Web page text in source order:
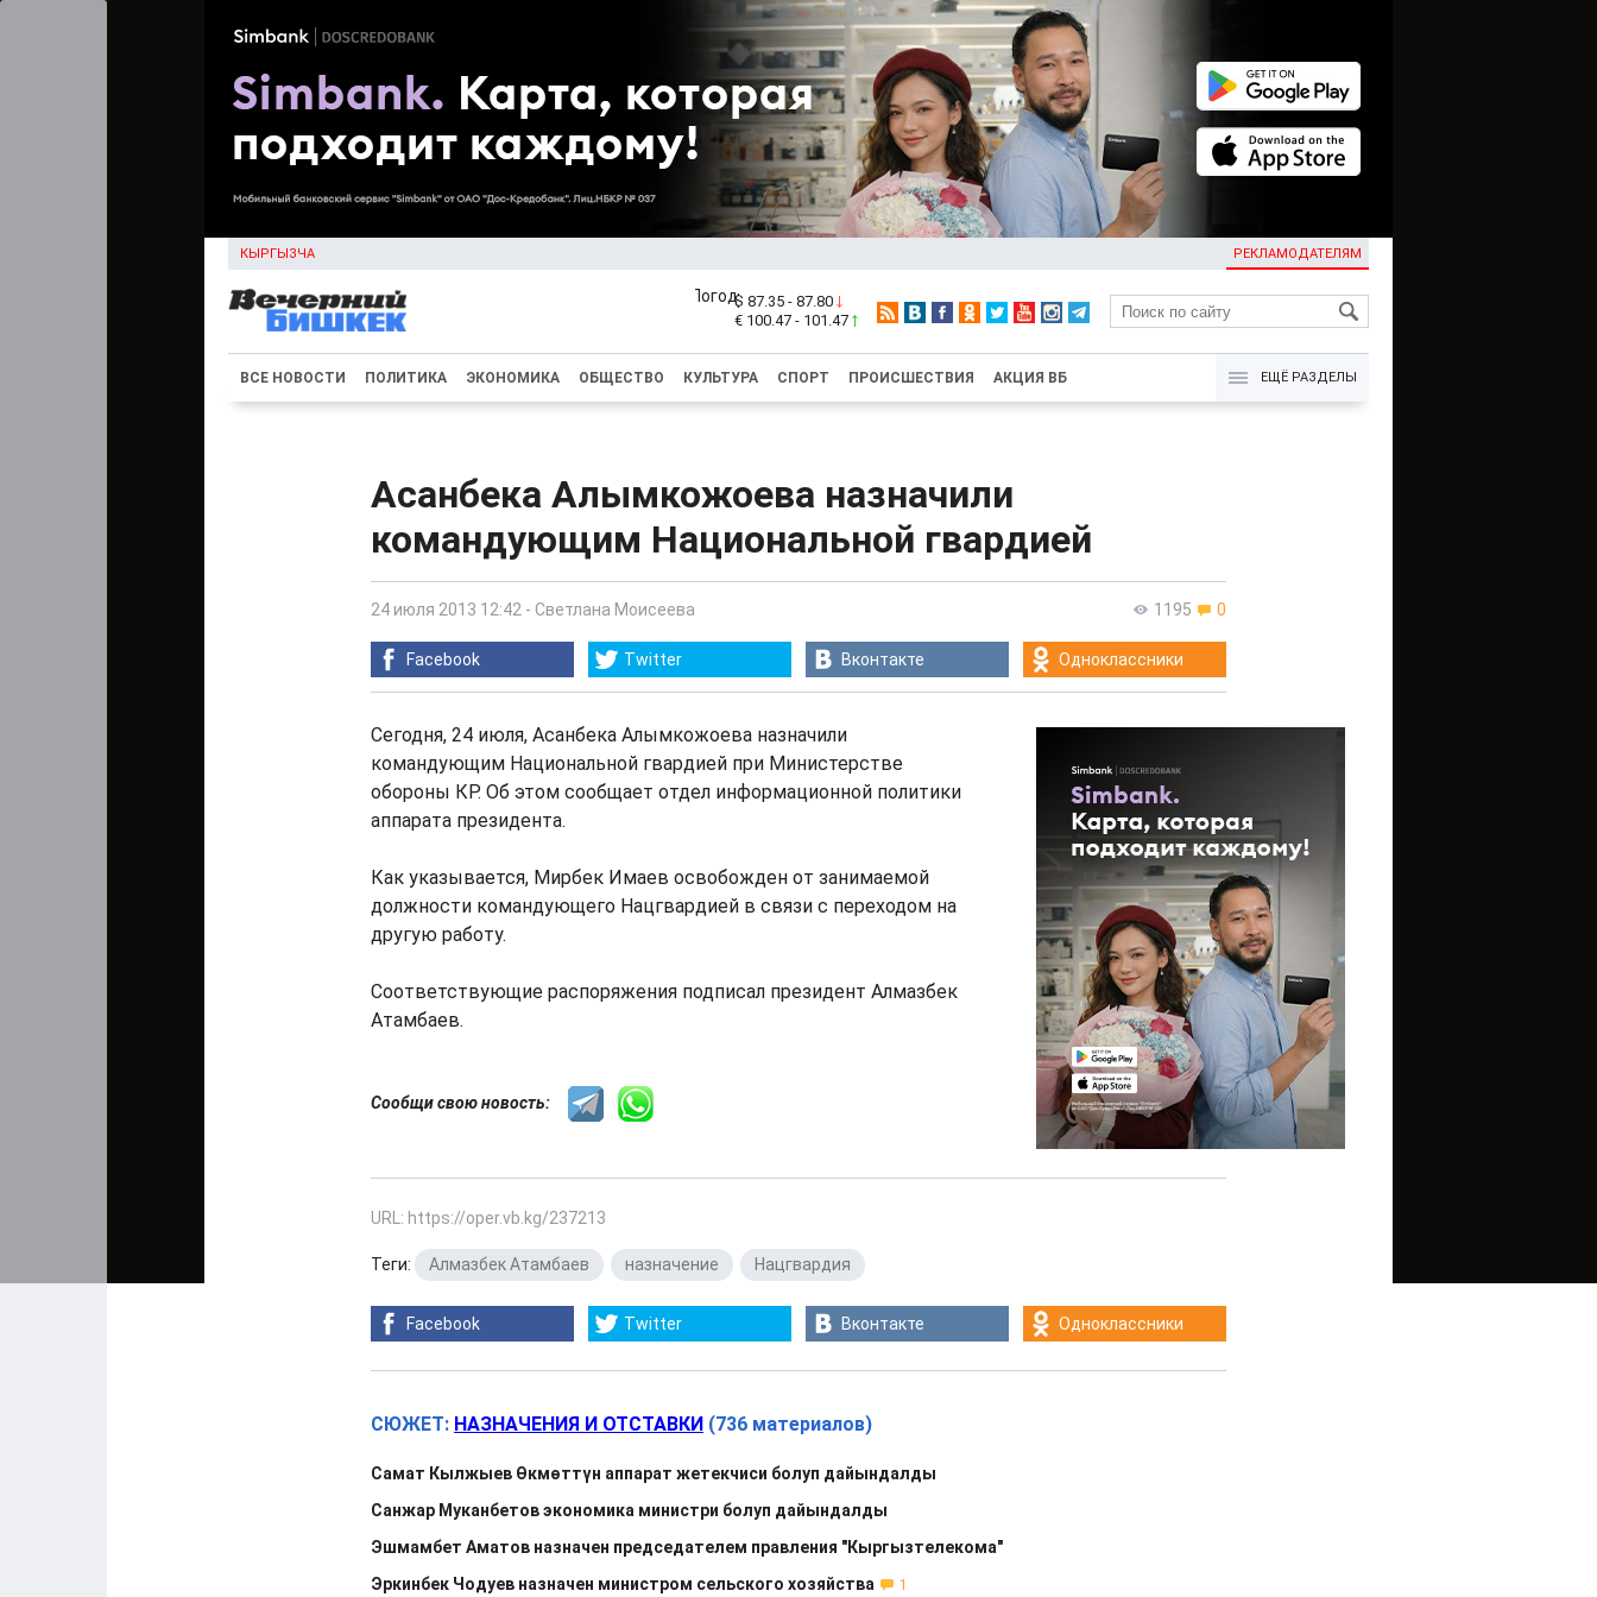
КЫРГЫЗЧА РЕКЛАМОДАТЕЛЯМ
KG
$ 87.35 - 87.80
€ 100.47 - 101.47
ВСЕ НОВОСТИ ПОЛИТИКА ЭКОНОМИКА ОБЩЕСТВО КУЛЬТУРА СПОРТ ПРОИСШЕСТВИЯ АКЦИЯ ВБ ЕЩЁ РАЗДЕЛЫ
Асанбека Алымкожоева назначили
командующим Национальной гвардией
1195 0
24 июля 2013 12:42 - Светлана Моисеева
Facebook Twitter Вконтакте Одноклассники
Сегодня, 24 июля, Асанбека Алымкожоева назначили
командующим Национальной гвардией при Министерстве
обороны КР. Об этом сообщает отдел информационной политики
аппарата президента.
Как указывается, Мирбек Имаев освобожден от занимаемой
должности командующего Нацгвардией в связи с переходом на
другую работу.
Соответствующие распоряжения подписал президент Алмазбек
Атамбаев.
Сообщи свою новость:
URL: https://oper.vb.kg/237213
Теги: Алмазбек Атамбаев назначение Нацгвардия
Facebook Twitter Вконтакте Одноклассники
СЮЖЕТ: НАЗНАЧЕНИЯ И ОТСТАВКИ (736 материалов)
Самат Кылжыев Өкмөттүн аппарат жетекчиси болуп дайындалды
Санжар Муканбетов экономика министри болуп дайындалды
Эшмамбет Аматов назначен председателем правления "Кыргызтелекома"
Эркинбек Чодуев назначен министром сельского хозяйства
1